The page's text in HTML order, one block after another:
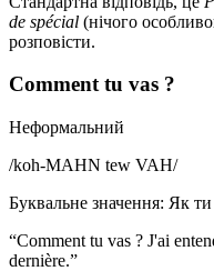
de spécial (нічого
розповісти.
Comment tu vas ?
Неформальний
/koh-MAHN tew VAH/
Буквальне значення: Як
“Comment tu vas ? J'ai
dernière.”